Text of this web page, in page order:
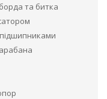
та битка